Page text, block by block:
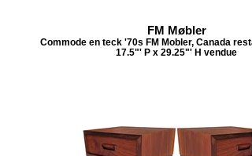
FM Møbler
Commode en teck '70s FM Mobler, Canada
17.5"' P x 29.25"' H vendue